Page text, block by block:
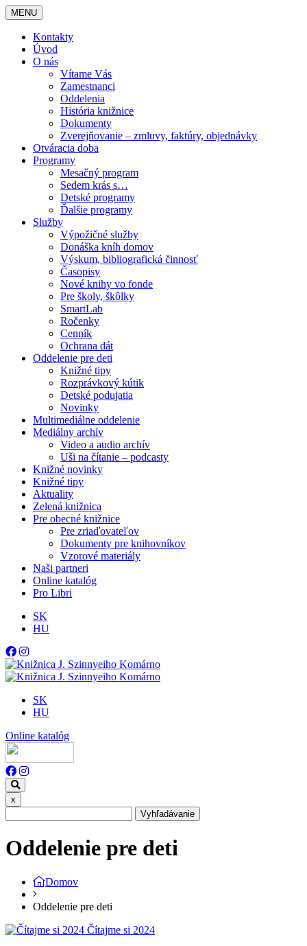
MENU
Kontakty
Úvod
O nás
Vítame Vás
Zamestnanci
Oddelenia
História knižnice
Dokumenty
Zverejňovanie – zmluvy, faktúry, objednávky
Otváracia doba
Programy
Mesačný program
Sedem krás s…
Detské programy
Ďalšie programy
Služby
Výpožičné služby
Donáška kníh domov
Výskum, bibliografická činnosť
Časopisy
Nové knihy vo fonde
Pre školy, škôlky
SmartLab
Ročenky
Cenník
Ochrana dát
Oddelenie pre deti
Knižné tipy
Rozprávkový kútik
Detské podujatia
Novinky
Multimediálne oddelenie
Mediálny archív
Video a audio archív
Uši na čítanie – podcasty
Knižné novinky
Knižné tipy
Aktuality
Zelená knižnica
Pre obecné knižnice
Pre zriaďovateľov
Dokumenty pre knihovníkov
Vzorové materiály
Naši partneri
Online katalóg
Pro Libri
SK
HU
SK
HU
Online katalóg
x
Vyhľadávanie
Oddelenie pre deti
Domov
Oddelenie pre deti
Čítajme si 2024